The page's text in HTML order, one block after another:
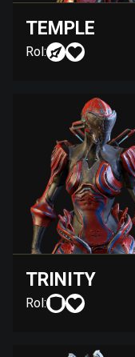
TEMPLE
Rol:
TRINITY
Rol: